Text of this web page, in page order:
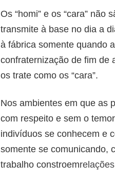
Os “homi” e os “cara”
transmite à base no dia a
à fábrica somente quando
confraternização de fim de
os trate como os “cara”.
Nos ambientes em que as
com respeito e sem o
indivíduos se conhecem e
somente se comunicando,
trabalho constroem